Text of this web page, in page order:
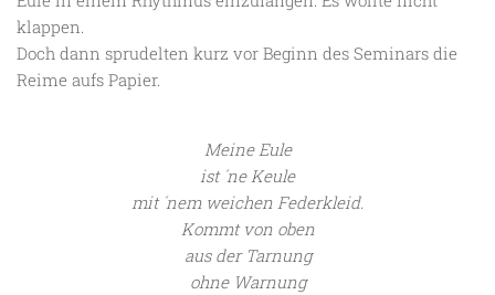
klappen.
Doch dann sprudelten kurz vor Beginn des Seminars die
Reime aufs Papier.
Meine Eule
ist ´ne Keule
mit ´nem weichen Federkleid.
Kommt von oben
aus der Tarnung
ohne Warnung